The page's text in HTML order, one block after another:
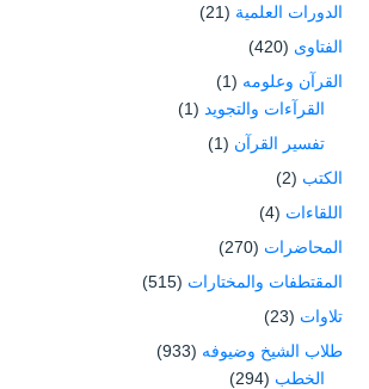
الدورات العلمية (21)
الفتاوى (420)
القرآن وعلومه (1)
القرآءات والتجويد (1)
تفسير القرآن (1)
الكتب (2)
اللقاءات (4)
المحاضرات (270)
المقتطفات والمختارات (515)
تلاوات (23)
طلاب الشيخ وضيوفه (933)
الخطب (294)